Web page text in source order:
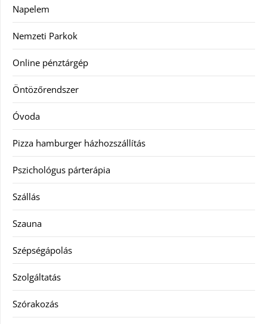
Napelem
Nemzeti Parkok
Online pénztárgép
Öntözőrendszer
Óvoda
Pizza hamburger házhozszállítás
Pszichológus párterápia
Szállás
Szauna
Szépségápolás
Szolgáltatás
Szórakozás